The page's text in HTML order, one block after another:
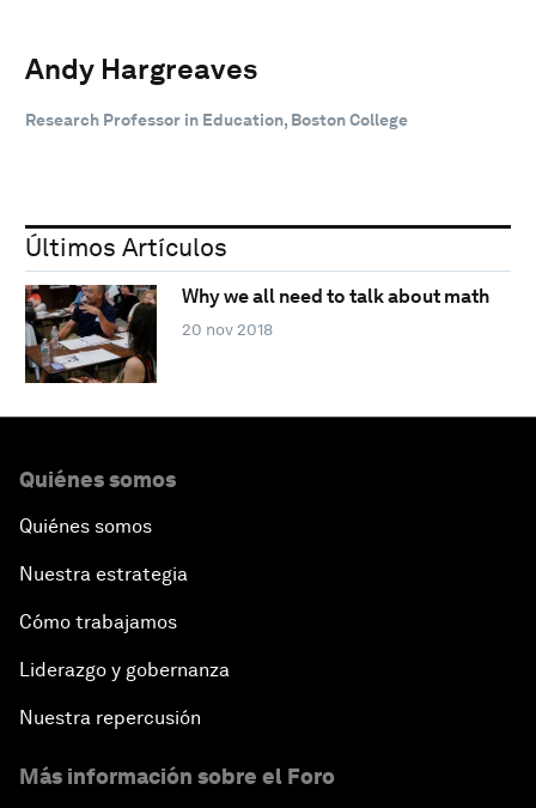
Andy Hargreaves
Research Professor in Education, Boston College
Últimos Artículos
Why we all need to talk about math
20 nov 2018
Quiénes somos
Quiénes somos
Nuestra estrategia
Cómo trabajamos
Liderazgo y gobernanza
Nuestra repercusión
Más información sobre el Foro